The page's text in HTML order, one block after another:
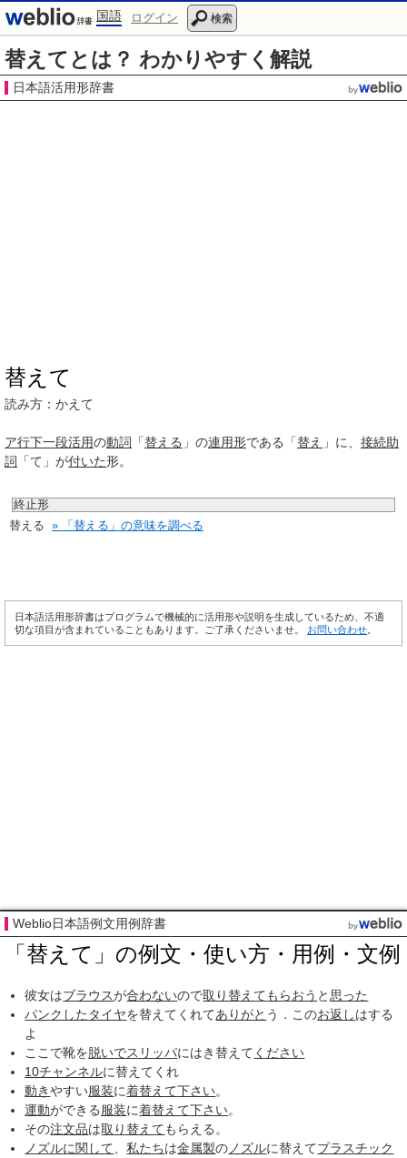
国語 ログイン 検索
替えてとは？ わかりやすく解説
日本語活用形辞書
替えて
読み方：かえて
ア行下一段活用の動詞 「替える 」の連用形である「替え 」に、 接続助
詞 「て」が付いた形。
終止形
替える » 「替える」の意味を調べる
日本語活用形辞書はプログラムで機械的に活用形や説明を生成しているため、不適
切な項目が含まれていることもあります。ご了承くださいませ。 お問い合わせ
Weblio日本語例文用例辞書
「替えて」の例文・使い方・用例・文例
彼女はブラウスが合わないので取り替えてもらおう と 思った
パンクした タイヤを替えてくれてありがと う．このお返しはする
よ
ここで靴を脱いでスリッパにはき替えて ください
10チャンネルに替えてくれ
動きやすい服装に着替えて下さい。
運動ができる服装に着替えて下さい。
その注文品は取り替えてもらえる。
ノズルに関して 、私たちは金属製の ノズルに替えてプラスチック